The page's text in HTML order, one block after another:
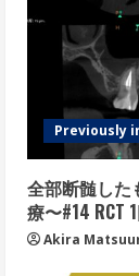
Previously
全部断髄した
療〜#14 RCT
Akira